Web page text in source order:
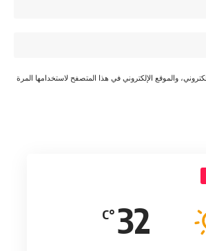
والموقع الإلكتروني في هذا المتصفح لاستخدامها المرة
32
°C